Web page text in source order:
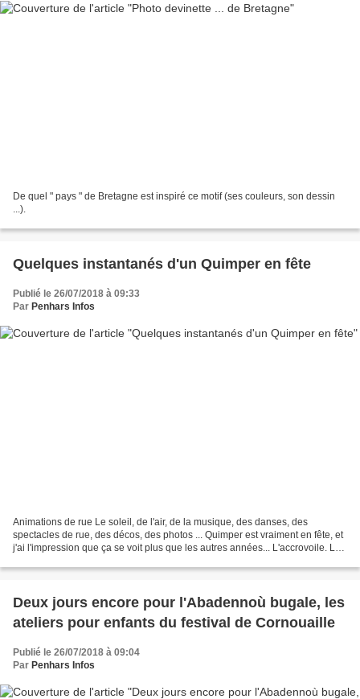
De quel " pays " de Bretagne est inspiré ce motif (ses couleurs, son dessin
...).
Quelques instantanés d'un Quimper en fête
Publié le 26/07/2018 à 09:33
Par Penhars Infos
Animations de rue Le soleil, de l'air, de la musique, des danses, des
spectacles de rue, des décos, des photos ... Quimper est vraiment en fête, et
j'ai l'impression que ça se voit plus que les autres années... L'accrovoile. Les
Deux jours encore pour l'Abadennoù bugale, les
ateliers pour enfants du festival de Cornouaille
Publié le 26/07/2018 à 09:04
Par Penhars Infos